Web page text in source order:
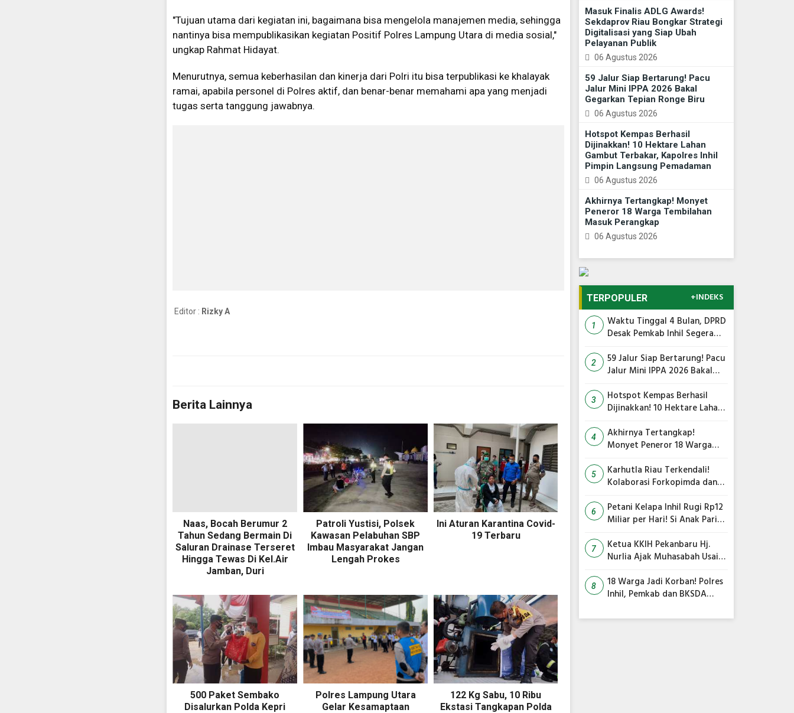
"Tujuan utama dari kegiatan ini, bagaimana bisa mengelola manajemen media, sehingga
nantinya bisa mempublikasikan kegiatan Positif Polres Lampung Utara di media sosial,"
ungkap Rahmat Hidayat.
Menurutnya, semua keberhasilan dan kinerja dari Polri itu bisa terpublikasi ke khalayak
ramai, apabila personel di Polres aktif, dan benar-benar memahami apa yang menjadi
tugas serta tanggung jawabnya.
Editor : Rizky A
Berita Lainnya
Naas, Bocah Berumur 2
Tahun Sedang Bermain Di
Saluran Drainase Terseret
Hingga Tewas Di Kel.Air
Jamban, Duri
Patroli Yustisi, Polsek
Kawasan Pelabuhan SBP
Imbau Masyarakat Jangan
Lengah Prokes
Ini Aturan Karantina Covid-
19 Terbaru
500 Paket Sembako
Disalurkan Polda Kepri
Polres Lampung Utara
Gelar Kesamaptaan
122 Kg Sabu, 10 Ribu
Ekstasi Tangkapan Polda
Masuk Finalis ADLG Awards!
Sekdaprov Riau Bongkar Strategi
Digitalisasi yang Siap Ubah
Pelayanan Publik
06 Agustus 2026
59 Jalur Siap Bertarung! Pacu
Jalur Mini IPPA 2026 Bakal
Gegarkan Tepian Ronge Biru
06 Agustus 2026
Hotspot Kempas Berhasil
Dijinakkan! 10 Hektare Lahan
Gambut Terbakar, Kapolres Inhil
Pimpin Langsung Pemadaman
06 Agustus 2026
Akhirnya Tertangkap! Monyet
Peneror 18 Warga Tembilahan
Masuk Perangkap
06 Agustus 2026
TERPOPULER +INDEKS
1
Waktu Tinggal 4 Bulan, DPRD
Desak Pemkab Inhil Segera
2
59 Jalur Siap Bertarung! Pacu
Jalur Mini IPPA 2026 Bakal
3
Hotspot Kempas Berhasil
Dijinakkan! 10 Hektare Lahan
Inhil Pimpin Langsung
Pemadaman
4
Akhirnya Tertangkap!
Monyet Peneror 18 Warga
5
Karhutla Riau Terkendali!
Kolaborasi Forkopimda dan
Utama
6
Petani Kelapa Inhil Rugi Rp12
Miliar per Hari! Si Anak Parit
Terus Anjlok
7
Ketua KKIH Pekanbaru Hj.
Nurlia Ajak Muhasabah Usai
Serangan Monyet di
Tembilahan
8
18 Warga Jadi Korban! Polres
Inhil, Pemkab dan BKSDA
Peneror Tembilahan